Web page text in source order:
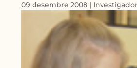
09 desembre 2008 |